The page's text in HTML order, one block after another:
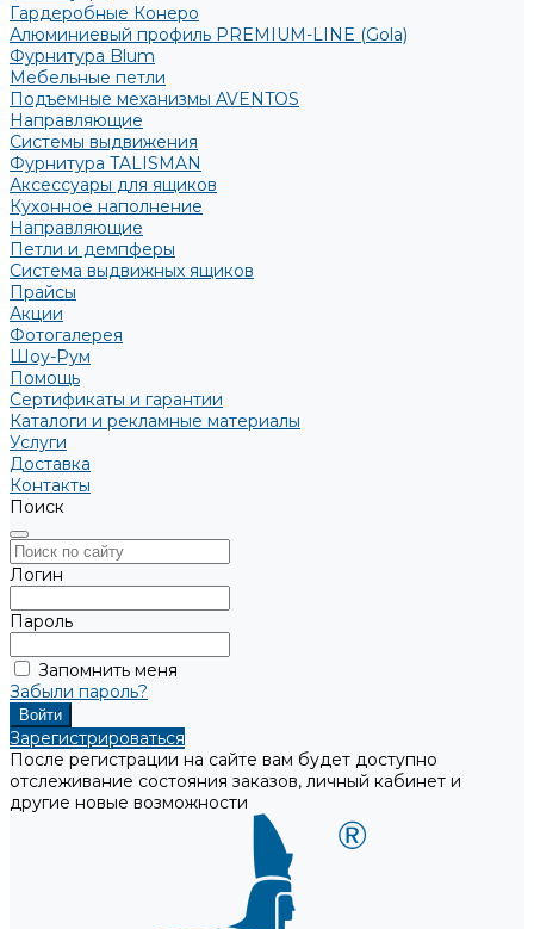
Гардеробные Конеро
Алюминиевый профиль PREMIUM-LINE (Gola)
Фурнитура Blum
Мебельные петли
Подъемные механизмы AVENTOS
Направляющие
Системы выдвижения
Фурнитура TALISMAN
Аксессуары для ящиков
Кухонное наполнение
Направляющие
Петли и демпферы
Система выдвижных ящиков
Прайсы
Акции
Фотогалерея
Шоу-Рум
Помощь
Сертификаты и гарантии
Каталоги и рекламные материалы
Услуги
Доставка
Контакты
Поиск
Логин
Пароль
Запомнить меня
Забыли пароль?
Зарегистрироваться
После регистрации на сайте вам будет доступно
отслеживание состояния заказов, личный кабинет и
другие новые возможности